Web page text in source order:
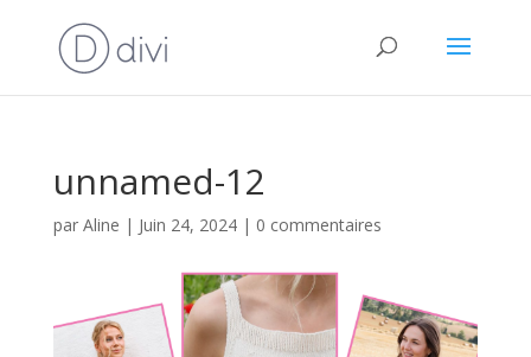
unnamed-12
par Aline | Juin 24, 2024| 0 commentaires